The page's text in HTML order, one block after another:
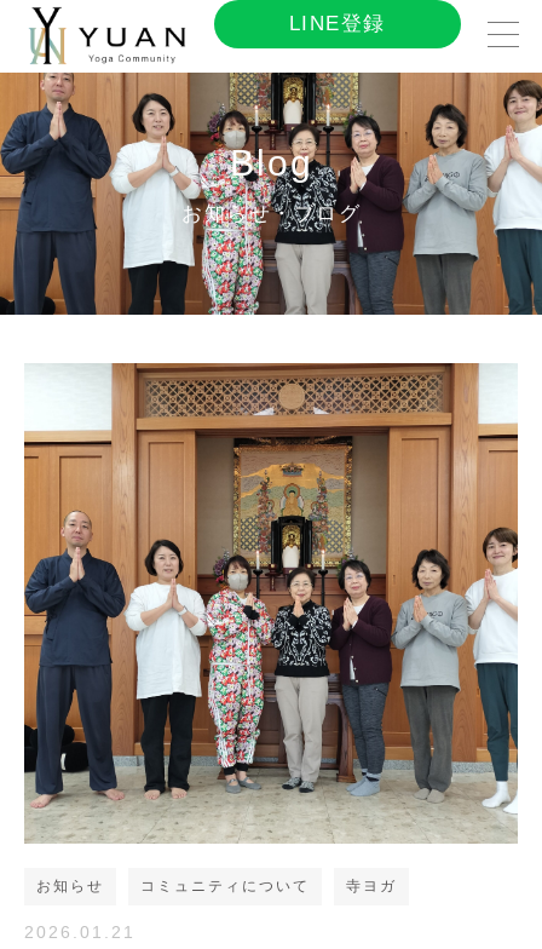
LINE登録
Blog
お知らせ・ブログ
お知らせ コミュニティについて 寺ヨガ
2026.01.21